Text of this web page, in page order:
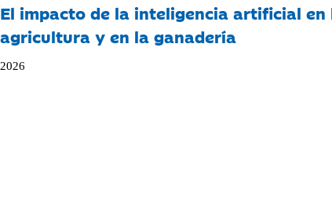
El impacto de la inteligencia artificial en
agricultura y en la ganadería
2026